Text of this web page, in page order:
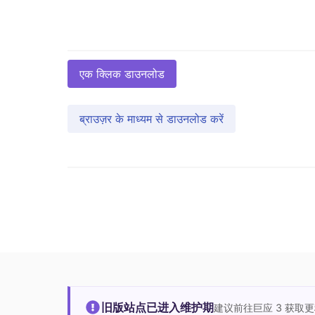
एक क्लिक डाउनलोड
ब्राउज़र के माध्यम से डाउनलोड करें
旧版站点已进入维护期建议前往巨应 3 获取更